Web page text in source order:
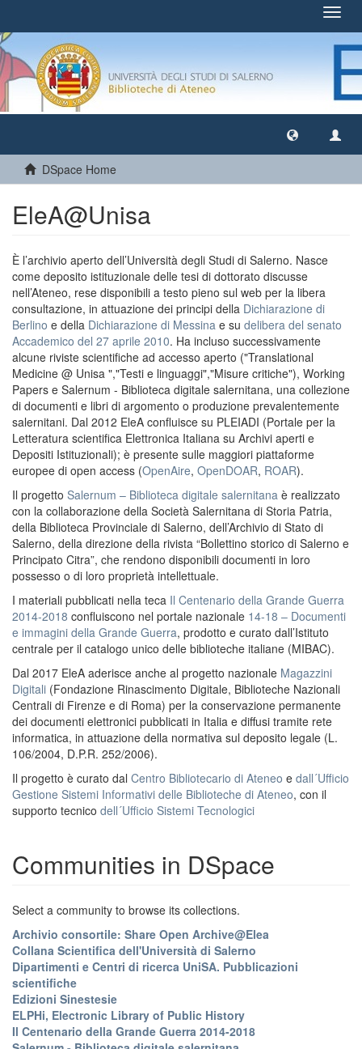
DSpace Home
EleA@Unisa
È l’archivio aperto dell’Università degli Studi di Salerno. Nasce
come deposito istituzionale delle tesi di dottorato discusse
nell’Ateneo, rese disponibili a testo pieno sul web per la libera
consultazione, in attuazione dei principi della Dichiarazione di
Berlino e della Dichiarazione di Messina e su delibera del senato
Accademico del 27 aprile 2010. Ha incluso successivamente
alcune riviste scientifiche ad accesso aperto ("Translational
Medicine @ Unisa ","Testi e linguaggi","Misure critiche"), Working
Papers e Salernum - Biblioteca digitale salernitana, una collezione
di documenti e libri di argomento o produzione prevalentemente
salernitani. Dal 2012 EleA confluisce su PLEIADI (Portale per la
Letteratura scientifica Elettronica Italiana su Archivi aperti e
Depositi Istituzionali); è presente sulle maggiori piattaforme
europee di open access (OpenAire, OpenDOAR, ROAR).
Il progetto Salernum – Biblioteca digitale salernitana è realizzato
con la collaborazione della Società Salernitana di Storia Patria,
della Biblioteca Provinciale di Salerno, dell’Archivio di Stato di
Salerno, della direzione della rivista “Bollettino storico di Salerno e
Principato Citra”, che rendono disponibili documenti in loro
possesso o di loro proprietà intellettuale.
I materiali pubblicati nella teca Il Centenario della Grande Guerra
2014-2018 confluiscono nel portale nazionale 14-18 – Documenti
e immagini della Grande Guerra, prodotto e curato dall’Istituto
centrale per il catalogo unico delle biblioteche italiane (MIBAC).
Dal 2017 EleA aderisce anche al progetto nazionale Magazzini
Digitali (Fondazione Rinascimento Digitale, Biblioteche Nazionali
Centrali di Firenze e di Roma) per la conservazione permanente
dei documenti elettronici pubblicati in Italia e diffusi tramite rete
informatica, in attuazione della normativa sul deposito legale (L.
106/2004, D.P.R. 252/2006).
Il progetto è curato dal Centro Bibliotecario di Ateneo e dall´Ufficio
Gestione Sistemi Informativi delle Biblioteche di Ateneo, con il
supporto tecnico dell´Ufficio Sistemi Tecnologici
Communities in DSpace
Select a community to browse its collections.
Archivio consortile: Share Open Archive@Elea
Collana Scientifica dell'Università di Salerno
Dipartimenti e Centri di ricerca UniSA. Pubblicazioni
scientifiche
Edizioni Sinestesie
ELPHi, Electronic Library of Public History
Il Centenario della Grande Guerra 2014-2018